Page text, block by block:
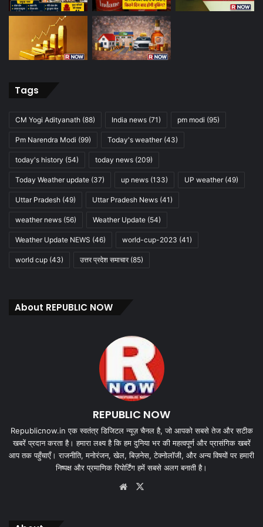
Tags
CM Yogi Adityanath (88) India news (71) pm modi (95)
Pm Narendra Modi (99) Today's weather(43)
today's history (54) today news (209)
Today Weather update (37) up news (133) UP weather(49)
Uttar Pradesh (49) Uttar Pradesh News (41)
weather news (56) Weather Update (54)
Weather Update NEWS (46) world-cup-2023 (41)
world cup (43) उत्तर प्रदेश समाचार(85)
About REPUBLIC NOW
REPUBLIC NOW
Republicnow.in एक स्वतंत्र डिजिटल न्यूज़ चैनल है, जो आपको सबसे तेज और सटीक
खबरें प्रदान करता है। हमारा लक्ष्य है कि हम दुनिया भर की महत्वपूर्ण और प्रासंगिक खबरें
आप तक पहुँचाएँ। राजनीति, मनोरंजन, खेल, बिज़नेस, टेक्नोलॉजी, और अन्य विषयों पर हमारी
निष्पक्ष और प्रमाणिक रिपोर्टिंग हमें सबसे अलग बनाती है।
Website